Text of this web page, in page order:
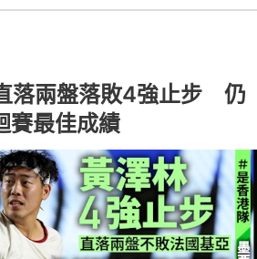
落兩盤落敗4強止步 仍
賽最佳成績